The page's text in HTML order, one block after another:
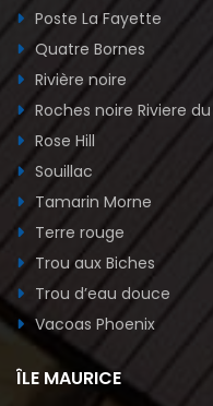
Poste La Fayette
Quatre Bornes
Rivière noire
Roches noire Riviere
Rose Hill
Souillac
Tamarin Morne
Terre rouge
Trou aux Biches
Trou d’eau douce
Vacoas Phoenix
ÎLE MAURICE